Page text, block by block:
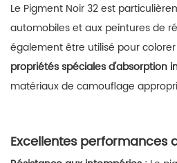
Le Pigment Noir 32 est
automobiles et aux peintures de
également être utilisé pour
propriétés spéciales d'absorption
matériaux de camouflage
Excellentes performances